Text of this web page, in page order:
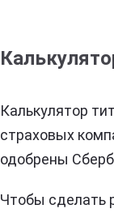
Калькулятор
страховых
одобрены
Чтобы сделать